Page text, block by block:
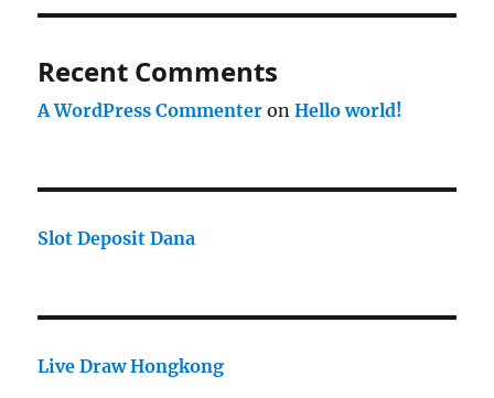
Recent Comments
A WordPress Commenter onHello world!
Slot Deposit Dana
Live Draw Hongkong